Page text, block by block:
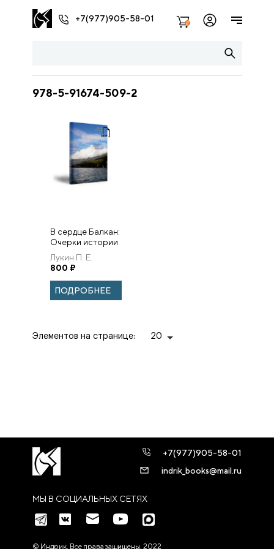
+7(977)905-58-01 2
978-5-91674-509-2
В сердце Балкан:
Очерки истории
Македонии (с
древнейшего
времени до
начала XXI века).
Учебное
Лукин П. Е.
800 ₽
ПОДРОБНЕЕ
Элементов на странице: 20
МЫ В СОЦИАЛЬНЫХ СЕТЯХ
+7(977)905-58-01
indrik_books@mail.ru
© Индрик. Все права защищены, 2022